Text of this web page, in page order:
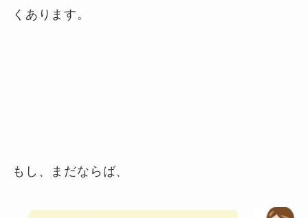
くあります。
もし、まだならば、